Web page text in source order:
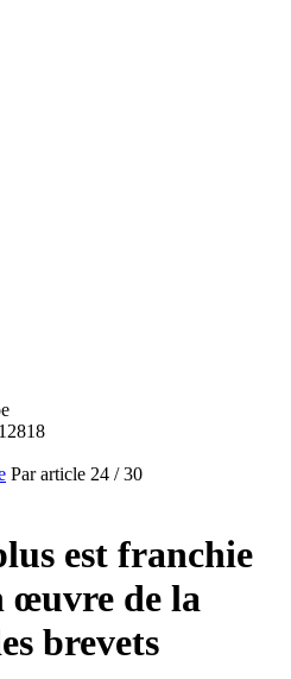
Par article 24 / 30
est franchie
œuvre de la
brevets